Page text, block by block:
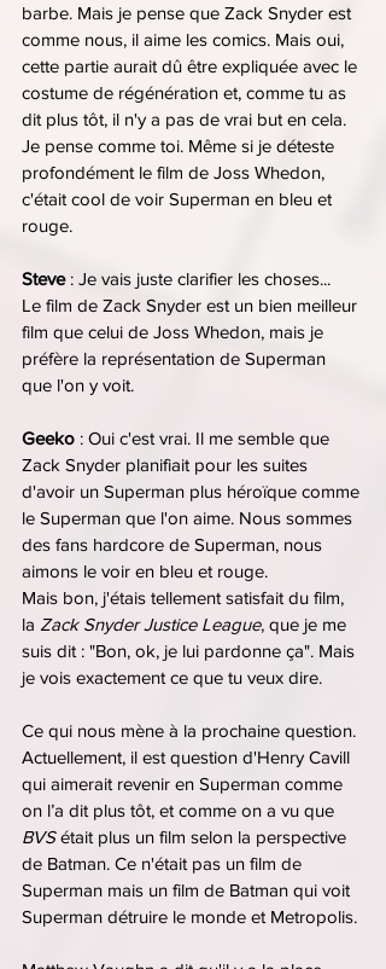
barbe. Mais je pense que Zack Snyder est
comme nous, il aime les comics. Mais oui,
cette partie aurait dû être expliquée avec le
costume de régénération et, comme tu as
dit plus tôt, il n'y a pas de vrai but en cela.
Je pense comme toi. Même si je déteste
profondément le film de Joss Whedon,
c'était cool de voir Superman en bleu et
rouge.
Steve : Je vais juste clarifier les choses...
Le film de Zack Snyder est un bien meilleur
film que celui de Joss Whedon, mais je
préfère la représentation de Superman
que l'on y voit.
Geeko : Oui c'est vrai. Il me semble que
Zack Snyder planifiait pour les suites
d'avoir un Superman plus héroïque comme
le Superman que l'on aime. Nous sommes
des fans hardcore de Superman, nous
aimons le voir en bleu et rouge.
Mais bon, j'étais tellement satisfait du film,
la Zack Snyder Justice League, que je me
suis dit : "Bon, ok, je lui pardonne ça". Mais
je vois exactement ce que tu veux dire.
Ce qui nous mène à la prochaine question.
Actuellement, il est question d'Henry Cavill
qui aimerait revenir en Superman comme
on l’a dit plus tôt, et comme on a vu que
BVS était plus un film selon la perspective
de Batman. Ce n'était pas un film de
Superman mais un film de Batman qui voit
Superman détruire le monde et Metropolis.